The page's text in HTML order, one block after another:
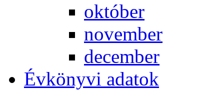
ok­tó­ber
no­vem­ber
de­cem­ber
Év­köny­vi ada­tok